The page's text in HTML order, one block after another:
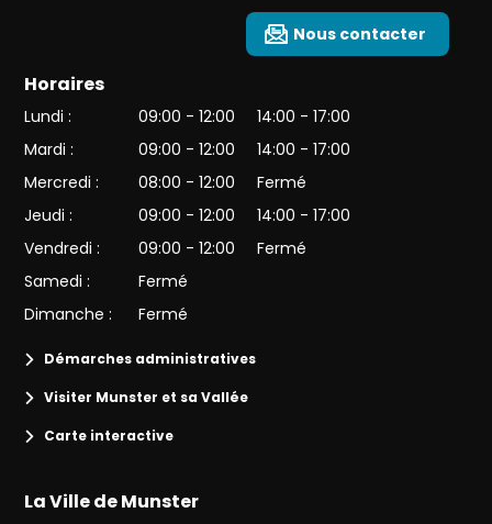
Nous contacter
Horaires
Lundi : 09:00 - 12:00
14:00 - 17:00
Mardi :
09:00 - 12:00
14:00 - 17:00
Mercredi :
08:00 - 12:00
Fermé
Jeudi :
09:00 - 12:00
14:00 - 17:00
Vendredi :
09:00 - 12:00
Fermé
Samedi :
Fermé
Dimanche :
Fermé
Démarches administratives
Visiter Munster et sa Vallée
Carte interactive
La Ville de Munster